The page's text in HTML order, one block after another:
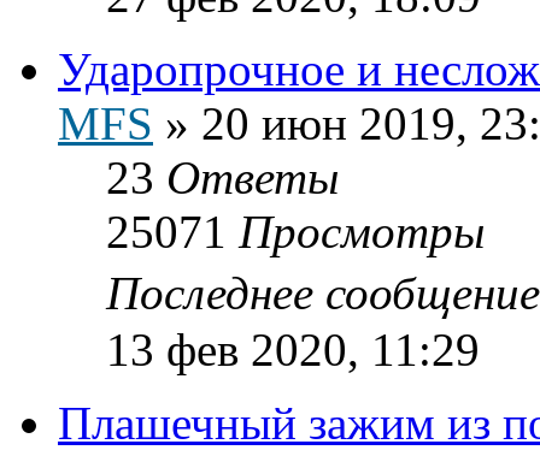
Ударопрочное и
MFS » 20 июн 2019,
23 Ответы
25071 Просмотры
Последнее
13 фев 2020, 11:29
Плашечный зажим из